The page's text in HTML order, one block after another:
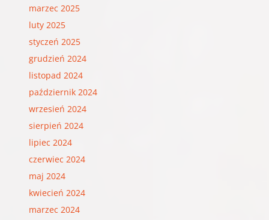
marzec 2025
luty 2025
styczeń 2025
grudzień 2024
listopad 2024
październik 2024
wrzesień 2024
sierpień 2024
lipiec 2024
czerwiec 2024
maj 2024
kwiecień 2024
marzec 2024